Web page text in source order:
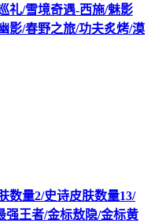
礼/雪境奇遇-西施/魅影
影/春野之旅/功夫炙烤/漠
数量2/史诗皮肤数量13/
强王者/金标敖隐/金标黄